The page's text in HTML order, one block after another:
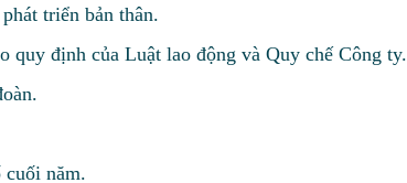
triển bản thân.
định của Luật lao động và Quy chế Công ty.
năm.